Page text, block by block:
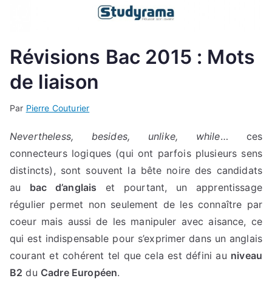
Révisions Bac 2015 : Mots
de liaison
Par Pierre Couturier
Nevertheless, besides, unlike, while… ces
connecteurs logiques (qui ont parfois plusieurs sens
distincts), sont souvent la bête noire des candidats
au bac d’anglais et pourtant, un apprentissage
régulier permet non seulement de les connaître par
coeur mais aussi de les manipuler avec aisance, ce
qui est indispensable pour s’exprimer dans un anglais
courant et cohérent tel que cela est défini au niveau
B2 du Cadre Européen.